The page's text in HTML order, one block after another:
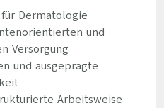
Dermatologie
und
Versorgung
und ausgeprägte
Arbeitsweise